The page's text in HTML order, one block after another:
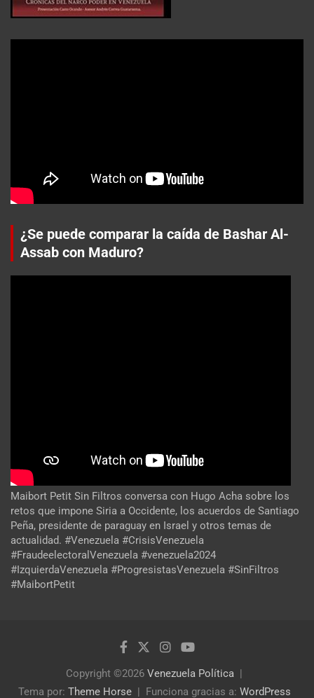
¿Se puede comparar la caída de Bashar Al-
Assab con Maduro?
Maibort Petit Sin Filtros conversa con Hugo Acha sobre los
retos que impone Siria a Occidente, los acuerdos de Santiago
Peña, presidente de paraguay en Israel y otros temas de
actualidad. #Venezuela #CrisisVenezuela
#FraudeelectoralVenezuela #venezuela2024
#IzquierdaVenezuela #ProgresistasVenezuela #SinFiltros
#MaibortPetit
Copyright ©2026 Venezuela Política
Tema por: Theme Horse Funciona gracias a: WordPress